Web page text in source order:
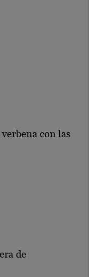
con las
de